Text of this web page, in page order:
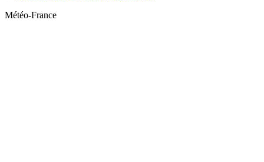
Météo-France